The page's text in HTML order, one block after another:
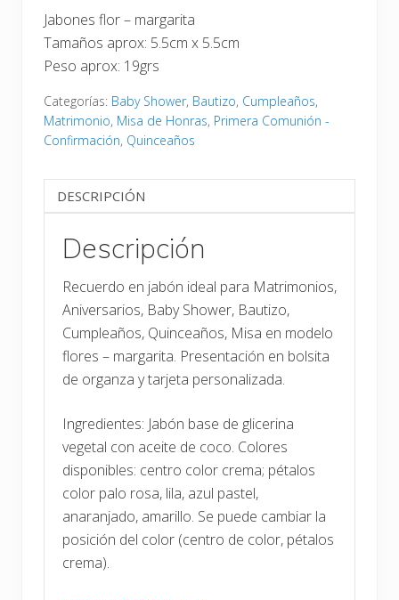
Jabones flor – margarita
Tamaños aprox: 5.5cm x 5.5cm
Peso aprox: 19grs
Categorías: Baby Shower, Bautizo, Cumpleaños,
Matrimonio, Misa de Honras, Primera Comunión -
Confirmación, Quinceaños
DESCRIPCIÓN
Descripción
Recuerdo en jabón ideal para Matrimonios,
Aniversarios, Baby Shower, Bautizo,
Cumpleaños, Quinceaños, Misa en modelo
flores – margarita. Presentación en bolsita
de organza y tarjeta personalizada.
Ingredientes: Jabón base de glicerina
vegetal con aceite de coco. Colores
disponibles: centro color crema; pétalos
color palo rosa, lila, azul pastel,
anaranjado, amarillo. Se puede cambiar la
posición del color (centro de color, pétalos
crema).